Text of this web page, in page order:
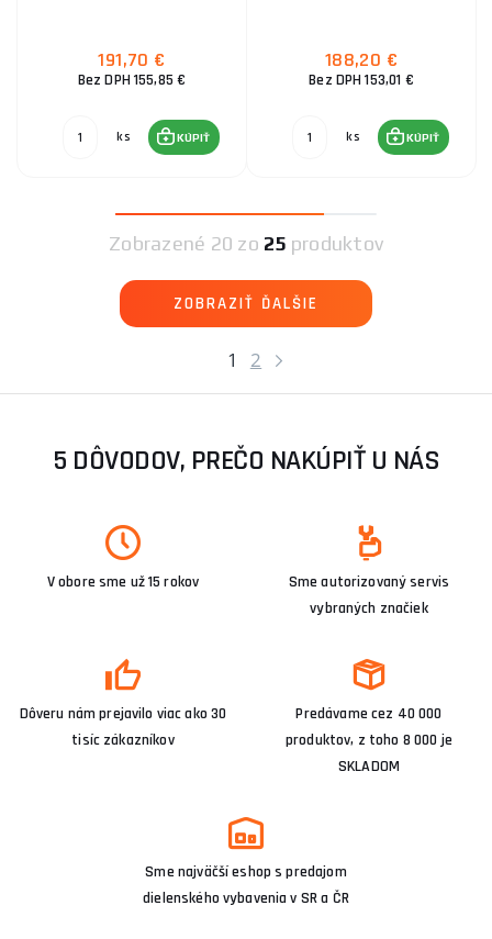
191,70 €
Bez DPH 155,85 €
ks KÚPIŤ
188,20 €
Bez DPH 153,01 €
ks KÚPIŤ
1 2
Zobrazené 20 zo 25 produktov
ZOBRAZIŤ ĎALŠIE
5 DÔVODOV, PREČO NAKÚPIŤ U NÁS
V obore sme už 15 rokov
Sme autorizovaný servis
vybraných značiek
Dôveru nám prejavilo viac ako 30
tisíc zákazníkov
Predávame cez 40 000
produktov, z toho 8 000 je
SKLADOM
Sme najväčší eshop s predajom
dielenského vybavenia v SR a ČR